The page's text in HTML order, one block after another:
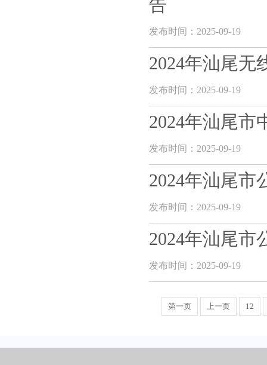
告
发布时间：2025-09-19
2024年汕尾无
发布时间：2025-09-19
2024年汕尾市
发布时间：2025-09-19
2024年汕尾市
发布时间：2025-09-19
2024年汕尾市
发布时间：2025-09-19
第一页 上一页 12